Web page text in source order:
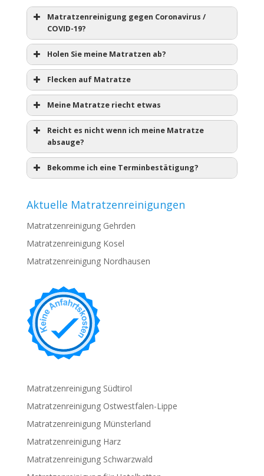
Matratzenreinigung gegen Coronavirus /
COVID-19?
Holen Sie meine Matratzen ab?
Flecken auf Matratze
Meine Matratze riecht etwas
Reicht es nicht wenn ich meine Matratze
absauge?
Bekomme ich eine Terminbestätigung?
Aktuelle Matratzenreinigungen
Matratzenreinigung Gehrden
Matratzenreinigung Kosel
Matratzenreinigung Nordhausen
Matratzenreinigung Südtirol
Matratzenreinigung Ostwestfalen-Lippe
Matratzenreinigung Münsterland
Matratzenreinigung Harz
Matratzenreinigung Schwarzwald